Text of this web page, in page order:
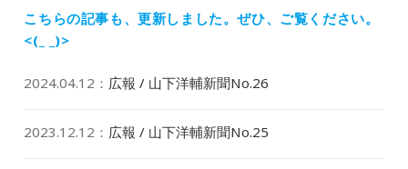
ン
稿:
こちらの記事も、更新しました。ぜひ、ご覧ください。
<(_ _)>
2024.04.12 ： 広報 / 山下洋輔新聞No.26
2023.12.12 ： 広報 / 山下洋輔新聞No.25